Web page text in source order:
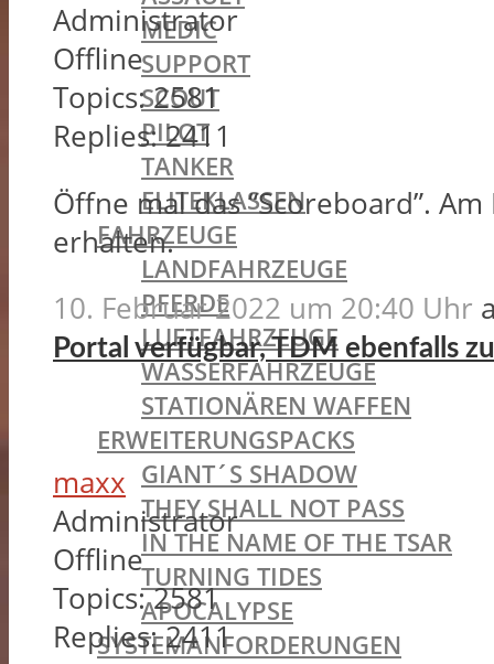
MEDIC
SUPPORT
SCOUT
PILOT
TANKER
ELITEKLASSEN
FAHRZEUGE
LANDFAHRZEUGE
PFERDE
LUFTFAHRZEUGE
WASSERFAHRZEUGE
STATIONÄREN WAFFEN
ERWEITERUNGSPACKS
GIANT´S SHADOW
THEY SHALL NOT PASS
IN THE NAME OF THE TSAR
TURNING TIDES
APOCALYPSE
SYSTEMANFORDERUNGEN
Administrator
Offline
Topics: 2581
Replies: 2411
Öffne mal das “Scoreboard”.
erhalten.
10. Februar 2022 um 20:40 Uhr
Portal verfügbar, TDM ebenfalls
maxx
Administrator
Offline
Topics: 2581
Replies: 2411